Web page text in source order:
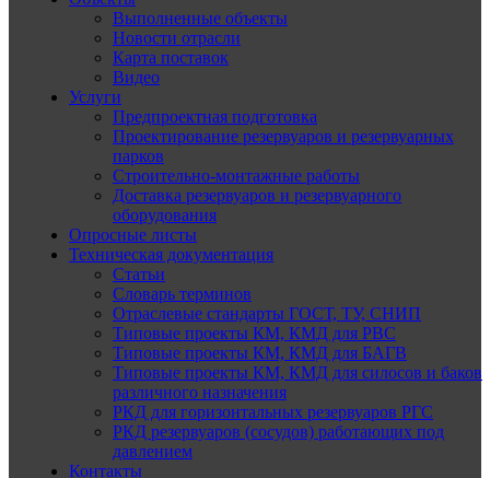
Выполненные объекты
Новости отрасли
Карта поставок
Видео
Услуги
Предпроектная подготовка
Проектирование резервуаров и резервуарных
парков
Строительно-монтажные работы
Доставка резервуаров и резервуарного
оборудования
Опросные листы
Техническая документация
Статьи
Словарь терминов
Отраслевые стандарты ГОСТ, ТУ, СНИП
Типовые проекты КМ, КМД для РВС
Типовые проекты КМ, КМД для БАГВ
Типовые проекты КМ, КМД для силосов и баков
различного назначения
РКД для горизонтальных резервуаров РГС
РКД резервуаров (сосудов) работающих под
давлением
Контакты